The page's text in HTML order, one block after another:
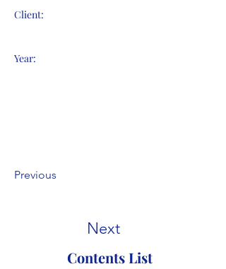
Client:
Year:
Previous
Next
Contents List​